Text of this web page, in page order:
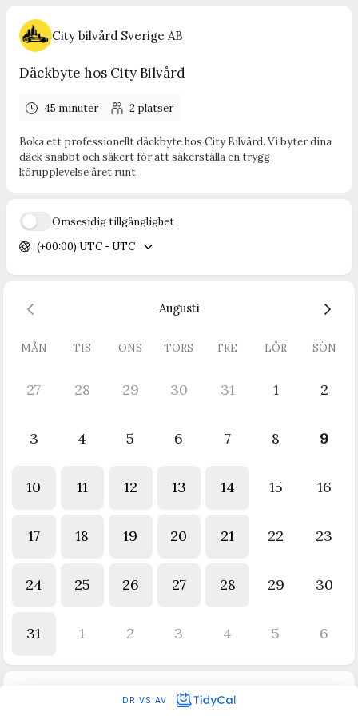
City bilvård Sverige AB
Däckbyte hos City Bilvård
45 minuter 2 platser
Boka ett professionellt däckbyte hos City Bilvård. Vi byter dina
däck snabbt och säkert för att säkerställa en trygg
körupplevelse året runt.
Ömsesidig tillgänglighet
(+00:00) UTC - UTC
Augusti
MÅN TIS ONS TORS FRE LÖR SÖN
27 28 29 30 31 1 2
3 4 5 6 7 8 9
10 11 12 13 14 15 16
17 18 19 20 21 22 23
24 25 26 27 28 29 30
31 1 2 3 4 5 6
DRIVS AV